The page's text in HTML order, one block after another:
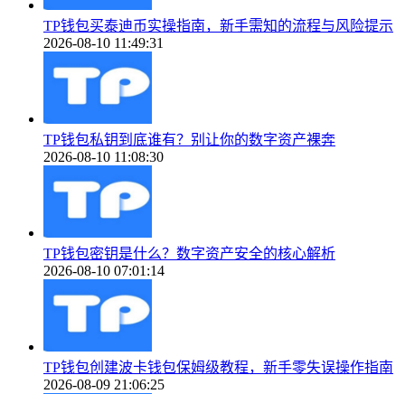
TP钱包买泰迪币实操指南，新手需知的流程与风险提示
2026-08-10 11:49:31
TP钱包私钥到底谁有？别让你的数字资产裸奔
2026-08-10 11:08:30
TP钱包密钥是什么？数字资产安全的核心解析
2026-08-10 07:01:14
TP钱包创建波卡钱包保姆级教程，新手零失误操作指南
2026-08-09 21:06:25